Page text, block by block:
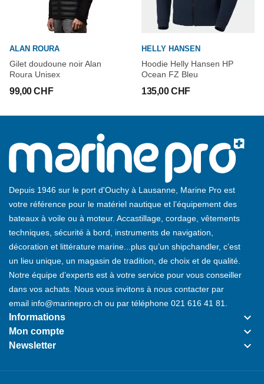
ALAN ROURA
Gilet doudoune noir Alan
Roura Unisex
99,00 CHF
HELLY HANSEN
Hoodie Helly Hansen HP
Ocean FZ Bleu
135,00 CHF
Depuis 1946 sur le port d'Ouchy à Lausanne, Marine Pro est
votre référence pour le matériel nautique et l’équipement des
bateaux à voile ou à moteur. Accastillage, cordage, vêtements
techniques, sécurité à bord, instruments de navigation,
décoration et littérature marine...plus qu’un shipchandler, c’est
un lieu unique, un magasin de tradition, de choix et de qualité.
Notre équipe d’experts est à votre service pour vous conseiller
dans vos achats. Nous vous invitons à nous contacter par
email info@marinepro.ch ou par téléphone 021 616 41 81
Informations keyboard_arrow_down
Mon compte keyboard_arrow_down
Newsletter keyboard_arrow_down